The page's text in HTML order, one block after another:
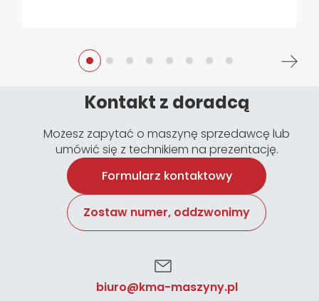
Kontakt z doradcą
Możesz zapytać o maszynę sprzedawcę lub
umówić się z technikiem na prezentację.
Formularz kontaktowy
Zostaw numer, oddzwonimy
biuro@kma-maszyny.pl